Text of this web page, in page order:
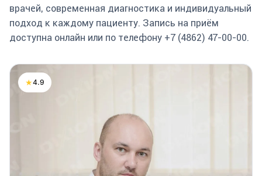
врачей, современная диагностика и индивидуальный
подход к каждому пациенту. Запись на приём
доступна онлайн или по телефону +7 (4862) 47-00-00.
★4.9